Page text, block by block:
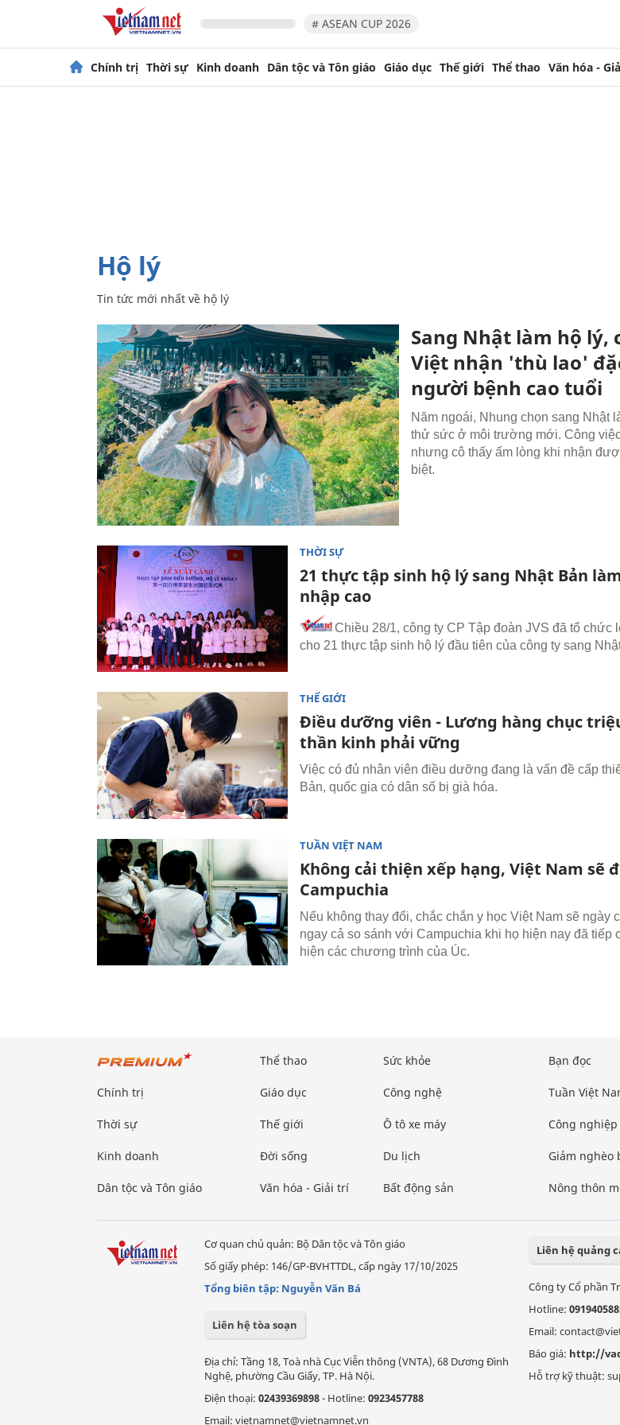
# ASEAN CUP 2026
Chính trị Thời sự Kinh doanh Dân tộc và Tôn giáo Giáo dục Thế giới Thể thao Văn hóa -
hộ lý
Tin tức mới nhất về hộ lý
Sang Nhật làm hộ lý,
Việt nhận 'thù lao'
người bệnh cao tuổi
Năm ngoái, Nhung chọn sang Nhật
thử sức ở môi trường mới. Công
nhưng cô thấy ấm lòng khi nhận
biệt.
THỜI SỰ
21 thực tập sinh hộ lý sang Nhật Bản
nhập cao
Chiều 28/1, công ty CP Tập đoàn JVS đã tổ chức
cho 21 thực tập sinh hộ lý đầu tiên của công ty sang
THẾ GIỚI
Điều dưỡng viên - Lương hàng chục
thần kinh phải vững
Việc có đủ nhân viên điều dưỡng đang là vấn đề cấp
Bản, quốc gia có dân số bị già hóa.
TUẦN VIỆT NAM
Không cải thiện xếp hạng, Việt Nam sẽ
Campuchia
Nếu không thay đổi, chắc chắn y học Việt Nam sẽ ngày
ngay cả so sánh với Campuchia khi họ hiện nay đã tiếp
hiện các chương trình của Úc.
Chính trị
Thời sự
Kinh doanh
Dân tộc và Tôn giáo
Thể thao
Giáo dục
Thế giới
Đời sống
Văn hóa - Giải trí
Sức khỏe
Công nghệ
Ô tô xe máy
Du lịch
Bất động sản
Bạn đọc
Tuần Việt
Công
Giảm nghèo
Nông thôn
Cơ quan chủ quản: Bộ Dân tộc và Tôn giáo
Số giấy phép: 146/GP-BVHTTDL, cấp ngày 17/10/2025
Tổng biên tập: Nguyễn Văn Bá
Liên hệ tòa soạn
Địa chỉ: Tầng 18, Toà nhà Cục Viễn thông (VNTA), 68 Dương Đình
Nghệ, phường Cầu Giấy, TP. Hà Nội.
Điện thoại: 02439369898- Hotline: 0923457788
Email: vietnamnet@vietnamnet.vn
Liên hệ quảng
Công ty Cổ phần
Hotline:
Email:
Báo giá: http://
Hỗ trợ kỹ thuật: